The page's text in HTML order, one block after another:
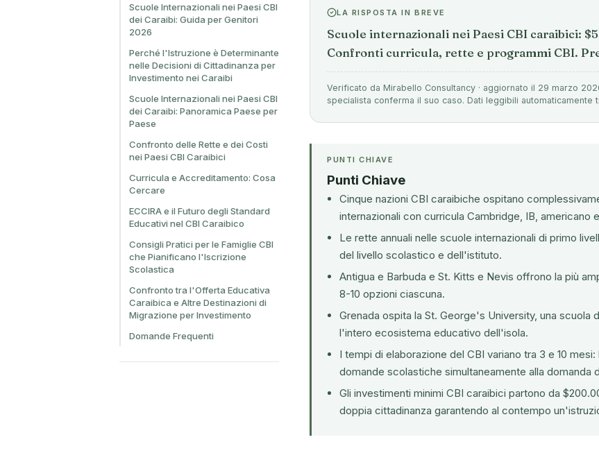
Scuole Internazionali nei Paesi CBI
dei Caraibi: Guida per Genitori
2026
Perché l'Istruzione è Determinante
nelle Decisioni di Cittadinanza per
Investimento nei Caraibi
Scuole Internazionali nei Paesi CBI
dei Caraibi: Panoramica Paese per
Paese
Confronto delle Rette e dei Costi
nei Paesi CBI Caraibici
Curricula e Accreditamento: Cosa
Cercare
ECCIRA e il Futuro degli Standard
Educativi nel CBI Caraibico
Consigli Pratici per le Famiglie CBI
che Pianificano l'Iscrizione
Scolastica
Confronto tra l'Offerta Educativa
Caraibica e Altre Destinazioni di
Migrazione per Investimento
Domande Frequenti
LA RISPOSTA IN BREVE
Scuole internazionali nei Paesi CBI caraibici:
Confronti curricula, rette e programmi CBI.
Verificato da Mirabello Consultancy · aggiornato il 29 marzo
specialista conferma il suo caso. Dati leggibili automaticamente
PUNTI CHIAVE
Punti Chiave
Cinque nazioni CBI caraibiche ospitano
internazionali con curricula Cambridge, IB, americano
Le rette annuali nelle scuole internazionali di primo
del livello scolastico e dell'istituto.
Antigua e Barbuda e St. Kitts e Nevis offrono la più
8-10 opzioni ciascuna.
Grenada ospita la St. George's University, una scuola
l'intero ecosistema educativo dell'isola.
I tempi di elaborazione del CBI variano tra 3 e 10
domande scolastiche simultaneamente alla domanda
Gli investimenti minimi CBI caraibici partono da
doppia cittadinanza garantendo al contempo